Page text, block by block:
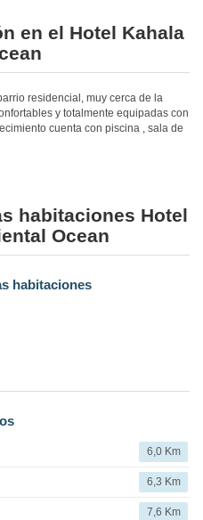
en el Hotel Kahala
residencial, muy cerca de la
y totalmente equipadas con
cuenta con piscina , sala de
habitaciones Hotel
Ocean
habitaciones
6,0 Km
6,3 Km
7,6 Km